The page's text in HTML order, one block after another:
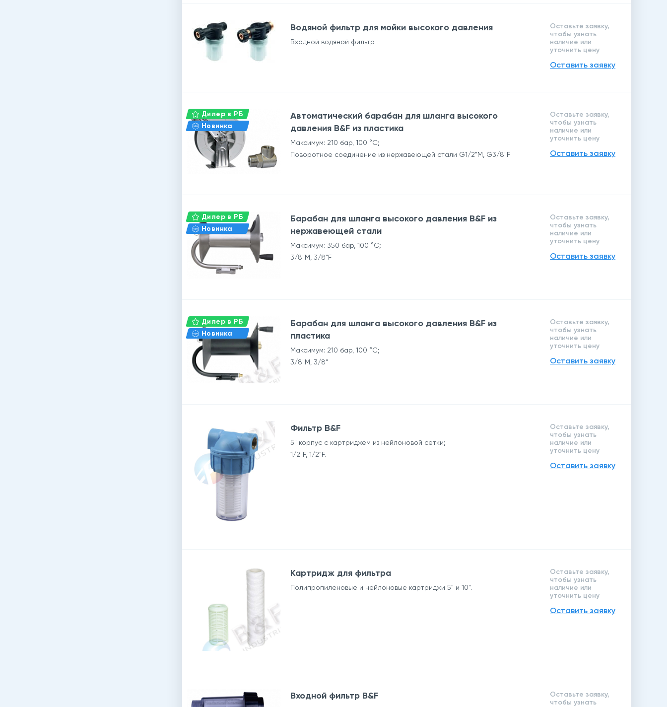
Водяной фильтр для мойки высокого давления
Входной водяной фильтр
Оставьте заявку,
чтобы узнать
наличие или
уточнить цену
Оставить заявку
Дилер в РБ
Новинка
Автоматический барабан для шланга высокого
давления B&F из пластика
Максимум: 210 бар, 100 °C;
Поворотное соединение из нержавеющей стали G1/2"M, G3/8"F
Оставьте заявку,
чтобы узнать
наличие или
уточнить цену
Оставить заявку
Дилер в РБ
Новинка
Барабан для шланга высокого давления B&F из
нержавеющей стали
Максимум: 350 бар, 100 °C;
3/8"M, 3/8"F
Оставьте заявку,
чтобы узнать
наличие или
уточнить цену
Оставить заявку
Дилер в РБ
Новинка
Барабан для шланга высокого давления B&F из
пластика
Максимум: 210 бар, 100 °C;
3/8"M, 3/8"
Оставьте заявку,
чтобы узнать
наличие или
уточнить цену
Оставить заявку
Фильтр B&F
5" корпус с картриджем из нейлоновой сетки;
1/2"F, 1/2"F.
Оставьте заявку,
чтобы узнать
наличие или
уточнить цену
Оставить заявку
Картридж для фильтра
Полипропиленовые и нейлоновые картриджи 5" и 10".
Оставьте заявку,
чтобы узнать
наличие или
уточнить цену
Оставить заявку
Входной фильтр B&F
Оставьте заявку,
чтобы узнать